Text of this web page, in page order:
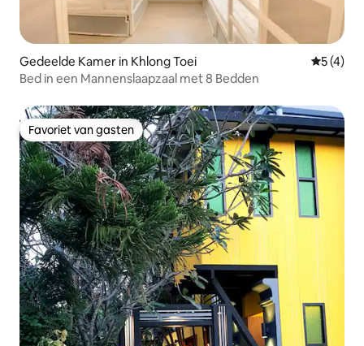
Gedeelde Kamer in Khlong Toei
5 (4)
Bed in een Mannenslaapzaal met 8 Bedden
Favoriet van gasten
Favoriet van gasten